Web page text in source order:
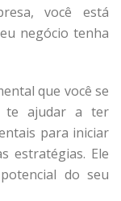
você está
negócio tenha
que você se
te ajudar a ter
para iniciar
estratégias. Ele
do seu